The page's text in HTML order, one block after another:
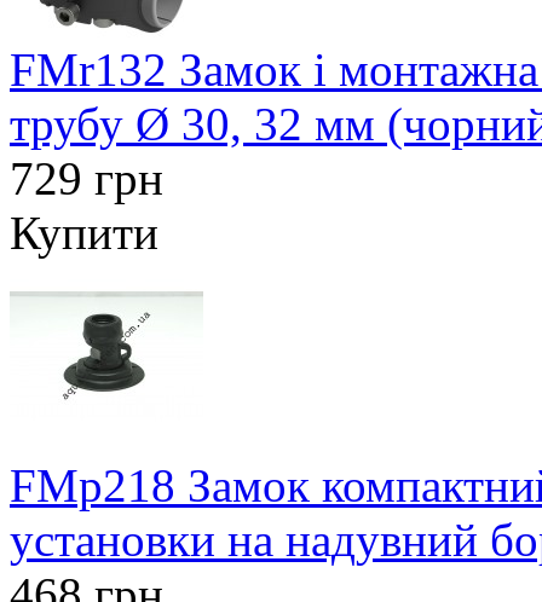
FMr132 Замок і
трубу Ø 30, 32 мм
729 грн
Купити
FMp218 Замок
установки на надувний